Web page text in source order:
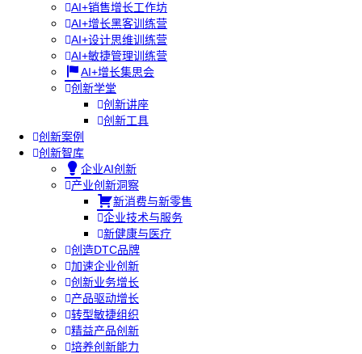
AI+销售增长工作坊
AI+增长黑客训练营
AI+设计思维训练营
AI+敏捷管理训练营
AI+增长集思会
创新学堂
创新讲座
创新工具
创新案例
创新智库
企业AI创新
产业创新洞察
新消费与新零售
企业技术与服务
新健康与医疗
创造DTC品牌
加速企业创新
创新业务增长
产品驱动增长
转型敏捷组织
精益产品创新
培养创新能力